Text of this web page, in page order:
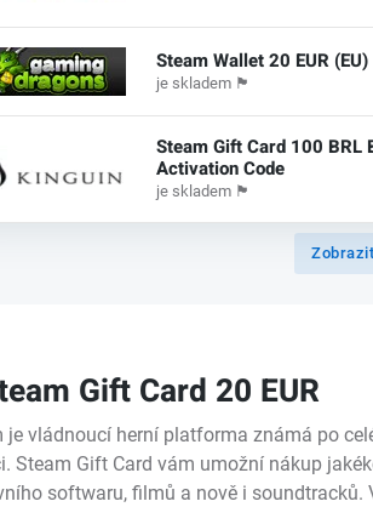
Steam Wallet 20 EUR (EU)
je skladem 🏴
Steam Gift Card 100 BRL
Activation Code
je skladem 🏴
Gift Card 20 EUR
je vládnoucí herní platforma známá po
Steam Gift Card vám umožní nákup
softwaru, filmů a nově i